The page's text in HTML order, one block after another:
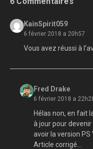
KainSpirit059
6 février 2018 a 20h57
Vous avez réussi à
Fred Drake
6 février 2018 a
Hélas non, en fait
à jour pour
avoir la version PS
Article corrigé…